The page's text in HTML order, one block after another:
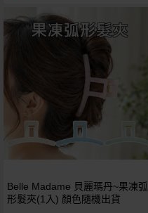
Belle Madame 貝麗瑪丹~果凍弧
形髮夾(1入) 顏色隨機出貨